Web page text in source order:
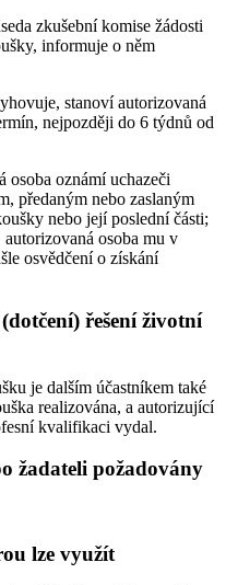
zkušební komise žádosti
informuje o něm
stanoví autorizovaná
nejpozději do 6 týdnů od
osoba oznámí uchazeči
předaným nebo zaslaným
nebo její poslední části;
osoba mu v
osvědčení o získání
řešení životní
je dalším účastníkem také
realizována, a autorizující
kvalifikaci vydal.
žadateli požadovány
lze využít